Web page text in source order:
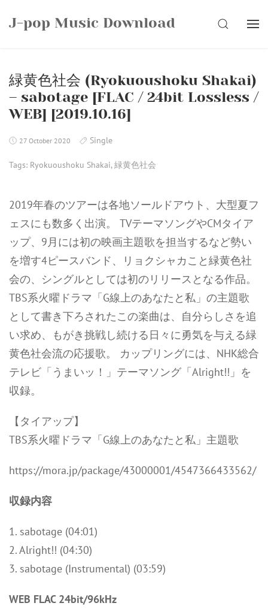
J-pop Music Download SEARCH
緑黄色社会 (Ryokuoushoku Shakai)
– sabotage [FLAC / 24bit Lossless /
WEB] [2019.10.16]
27 October 2020 Single
Tags: Ryokuoushoku Shakai,緑黄色社会
2019年春のツアーは各地ソールドアウト、大型夏フ
ェスにも数多く出演。 TVテーマソングやCMタイア
ップ、9月には初の映画主題歌を担当するなど勢い
を増す4ピースバンド、リョクシャカこと緑黄色社
会の、シングルとしては初のリリースとなる作品。
TBS系火曜ドラマ「G線上のあなたと私」の主題歌
として書き下ろされたこの楽曲は、自分らしさを追
い求め、もがき挑戦し続ける日々に勇気を与える緑
黄色社会流の応援歌。 カップリングには、NHK総合
テレビ「うまいッ！」テーマソング「Alright!!」を
収録。
【タイアップ】
TBS系火曜ドラマ「G線上のあなたと私」主題歌
https://mora.jp/package/43000001/4547366433562/
収録内容
1. sabotage (04:01)
2. Alright!! (04:30)
3. sabotage (Instrumental) (03:59)
WEB FLAC 24bit/96kHz